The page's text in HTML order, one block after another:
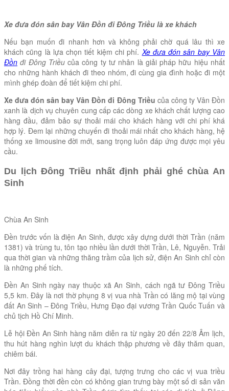
Xe đưa đón sân bay Vân Đồn đi Đông Triều là xe khách
Nếu bạn muốn đi nhanh hơn và không phải chờ quá lâu thì xe
khách cũng là lựa chọn tiết kiệm chi phí.Xe đưa đón sân bay Vân
Đồn đi Đông Triềucủa công ty tư nhân là giải pháp hữu hiệu nhất
cho những hành khách đi theo nhóm, đi cùng gia đình hoặc đi một
mình ghép đoàn để tiết kiệm chi phí.
Xe đưa đón sân bay Vân Đồn đi Đông Triều của công ty Vân Đồn
xanh là dịch vụ chuyên cung cấp các dòng xe khách chất lượng cao
hàng đầu, đảm bảo sự thoải mái cho khách hàng với chi phí khá
hợp lý. Đem lại những chuyến đi thoải mái nhất cho khách hàng, hệ
thống xe limousine đời mới, sang trọng luôn đáp ứng được mọi yêu
cầu.
Du lịch Đông Triều nhất định phải ghé chùa An
Sinh
Chùa An Sinh
Đền trước vốn là điện An Sinh, được xây dựng dưới thời Trần (năm
1381) và trùng tu, tôn tạo nhiều lần dưới thời Trần, Lê, Nguyễn. Trải
qua thời gian và những thăng trầm của lịch sử, điện An Sinh chỉ còn
là những phế tích.
Đền An Sinh ngày nay thuộc xã An Sinh, cách ngã tư Đông Triều
5,5 km. Đây là nơi thờ phụng 8 vị vua nhà Trần có lăng mộ tại vùng
đất An Sinh – Đông Triều, Hưng Đạo đại vương Trần Quốc Tuấn và
chủ tịch Hồ Chí Minh.
Lễ hội Đền An Sinh hàng năm diễn ra từ ngày 20 đến 22/8 Âm lịch,
thu hút hàng nghìn lượt du khách thập phương về đây thăm quan,
chiêm bái.
Nơi đây trồng hai hàng cây đại, tượng trưng cho các vị vua triều
Trần. Đồng thời đền còn có không gian trưng bày một số di sản văn